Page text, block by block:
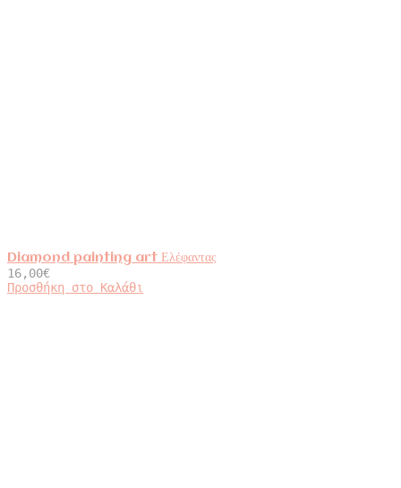
Diamond painting art Ελέφαντας
16,00€
Προσθήκη στο Καλάθι